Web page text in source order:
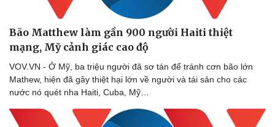
Bão Matthew làm gần 900 người Haiti thiệt
mạng, Mỹ cảnh giác cao độ
VOV.VN - Ở Mỹ, ba triệu người đã sơ tán để tránh cơn bão lớn
Mathew, hiện đã gây thiệt hại lớn về người và tái sản cho các
nước nó quét nha Haiti, Cuba, Mỹ…